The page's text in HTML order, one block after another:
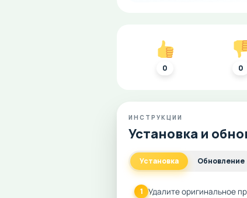
0 0
ИНСТРУКЦИИ
Установка и
Установка Обновление
1 Удалите оригинальное